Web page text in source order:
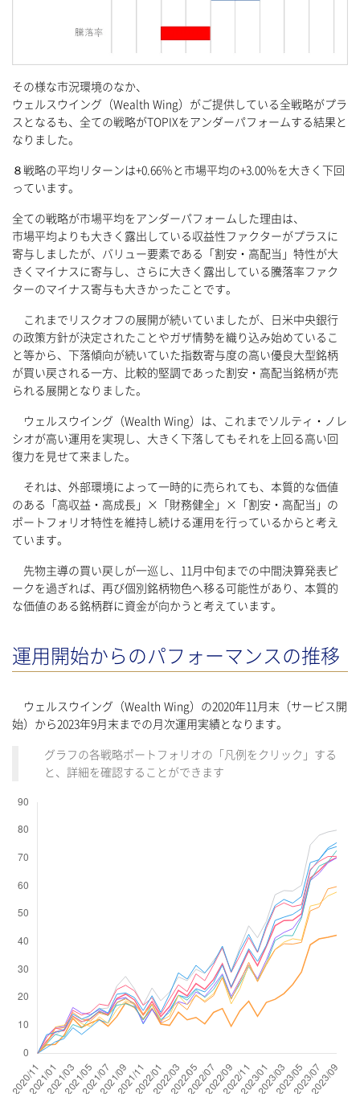
その様な市況環境のなか、
ウェルスウイング（Wealth Wing）がご提供している全戦略がプラ
スとなるも、全ての戦略がTOPIXをアンダーパフォームする結果と
なりました。
８戦略の平均リターンは+0.66％と市場平均の+3.00％を大きく下回
っています。
全ての戦略が市場平均をアンダーパフォームした理由は、
市場平均よりも大きく露出している収益性ファクターがプラスに
寄与しましたが、バリュー要素である「割安・高配当」特性が大
きくマイナスに寄与し、さらに大きく露出している騰落率ファク
ターのマイナス寄与も大きかったことです。
これまでリスクオフの展開が続いていましたが、日米中央銀行
の政策方針が決定されたことやガザ情勢を織り込み始めているこ
と等から、下落傾向が続いていた指数寄与度の高い優良大型銘柄
が買い戻される一方、比較的堅調であった割安・高配当銘柄が売
られる展開となりました。
ウェルスウイング（Wealth Wing）は、これまでソルティ・ノレ
シオが高い運用を実現し、大きく下落してもそれを上回る高い回
復力を見せて来ました。
それは、外部環境によって一時的に売られても、本質的な価値
のある「高収益・高成長」×「財務健全」×「割安・高配当」の
ポートフォリオ特性を維持し続ける運用を行っているからと考え
ています。
先物主導の買い戻しが一巡し、11月中旬までの中間決算発表ピ
ークを過ぎれば、再び個別銘柄物色へ移る可能性があり、本質的
な価値のある銘柄群に資金が向かうと考えています。
運用開始からのパフォーマンスの推移
ウェルスウイング（Wealth Wing）の2020年11月末（サービス開
始）から2023年9月末までの月次運用実績となります。
グラフの各戦略ポートフォリオの「凡例をクリック」する
と、詳細を確認することができます